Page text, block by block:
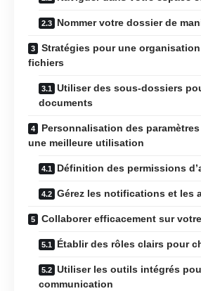
Nommer votre dossier de
Stratégies pour une
fichiers
Utiliser des sous-dossiers
documents
Personnalisation des
une meilleure utilisation
Définition des permissions
Gérez les notifications et les
Collaborer efficacement sur
Établir des rôles clairs pour
Utiliser les outils intégrés
communication